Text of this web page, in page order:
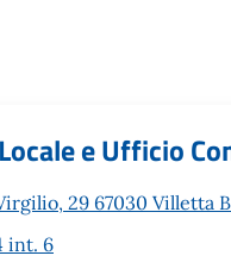
e Ufficio
29 67030 Villetta
int. 6